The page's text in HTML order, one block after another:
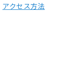
アクセス方法